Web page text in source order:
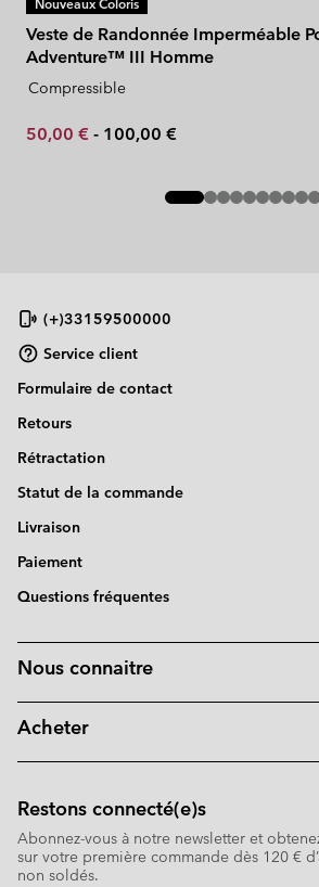
Nouveaux Coloris
Veste de Randonnée Imperméable
Adventure™ III Homme
Compressible
Minimum sale price:
50,00 € - Maximum price:
100,00 €
(+)33159500000
Service client
Formulaire de contact
Retours
Rétractation
Statut de la commande
Livraison
Paiement
Questions fréquentes
Nous connaitre
Acheter
Restons connecté(e)s
Abonnez-vous à notre newsletter et
sur votre première commande dès 120 €
non soldés.